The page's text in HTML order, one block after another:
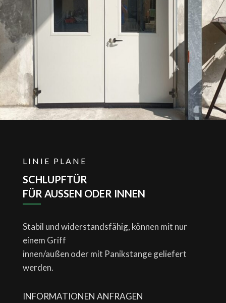
LINIE PLANE
SCHLUPFTÜR
FÜR AUSSEN ODER INNEN
Stabil und widerstandsfähig, können mit nur
einem Griff
innen/außen oder mit Panikstange geliefert
werden.
INFORMATIONEN ANFRAGEN